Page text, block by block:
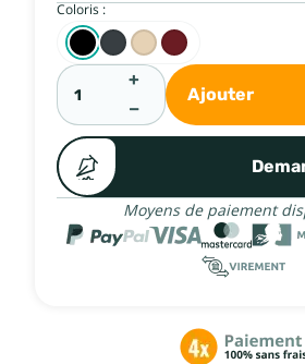
Coloris :
+
−
Ajouter
Moyens de paiement